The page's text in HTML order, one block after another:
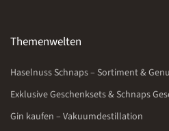
Themenwelten
Haselnuss Schnaps – Sortiment &
Exklusive Geschenksets & Schnaps
Gin kaufen – Vakuumdestillation